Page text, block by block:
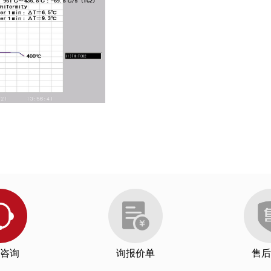
询 询报价单 售